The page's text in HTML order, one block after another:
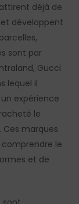
déjà de
développent
sont par
Gucci
lequel il
expérience
le
Ces marques
le
et de